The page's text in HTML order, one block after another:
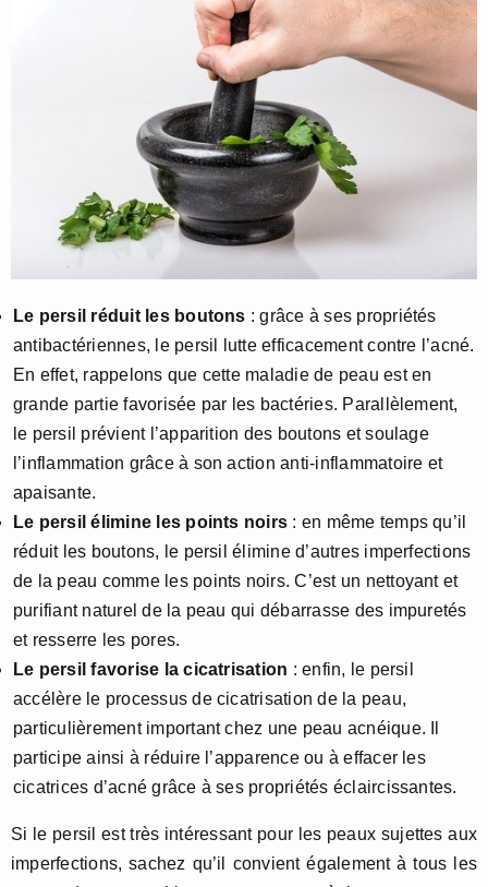
Le persil réduit les boutons : grâce à ses propriétés
antibactériennes, le persil lutte efficacement contre l’acné.
En effet, rappelons que cette maladie de peau est en
grande partie favorisée par les bactéries. Parallèlement,
le persil prévient l’apparition des boutons et soulage
l’inflammation grâce à son action anti-inflammatoire et
apaisante.
Le persil élimine les points noirs : en même temps qu’il
réduit les boutons, le persil élimine d’autres imperfections
de la peau comme les points noirs. C’est un nettoyant et
purifiant naturel de la peau qui débarrasse des impuretés
et resserre les pores.
Le persil favorise la cicatrisation : enfin, le persil
accélère le processus de cicatrisation de la peau,
particulièrement important chez une peau acnéique. Il
participe ainsi à réduire l’apparence ou à effacer les
cicatrices d’acné grâce à ses propriétés éclaircissantes.
Si le persil est très intéressant pour les peaux sujettes aux
imperfections, sachez qu’il convient également à tous les